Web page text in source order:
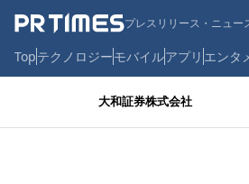
プレスリリース・ニュー
Topテクノロジーモバイルアプリ エンタ
大和証券株式会社